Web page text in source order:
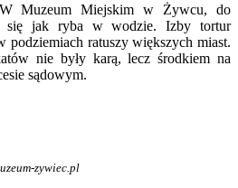
Muzeum Miejskim w Żywcu, do
się jak ryba w wodzie. Izby tortur
podziemiach ratuszy większych miast.
nie były karą, lecz środkiem na
sądowym.
zywiec.pl